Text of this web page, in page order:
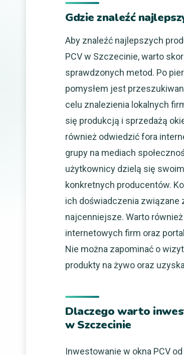
Gdzie znaleźć
Aby znaleźć najlepszych
PCV w Szczecinie, warto
sprawdzonych metod. Po
pomysłem jest
celu znalezienia lokalnych
się produkcją i sprzedażą
również odwiedzić fora
grupy na mediach
użytkownicy dzielą się
konkretnych producentów.
ich doświadczenia
najcenniejsze. Warto
internetowych firm oraz
Nie można zapominać o
produkty na żywo oraz
Dlaczego warto
w Szczecinie
Inwestowanie w okna PCV